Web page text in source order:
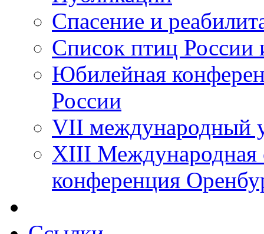
Спасение и
Список птиц России
Юбилейная
России
VII международный
XIII Международная
конференция